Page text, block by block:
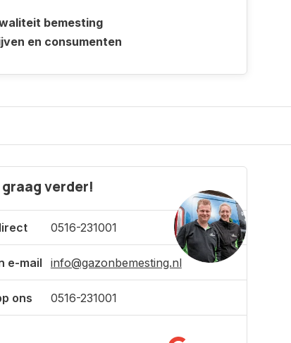
bemesting
en consumenten
verder!
0516-231001
e-mail info@gazonbemesting.nl
ons 0516-231001